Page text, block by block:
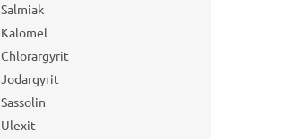
Salmiak
Kalomel
Chlorargyrit
Jodargyrit
Sassolin
Ulexit